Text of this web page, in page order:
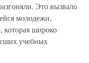
Это вызвало
молодежи,
которая широко
учебных